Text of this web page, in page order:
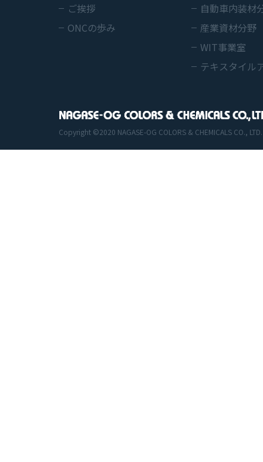
ご挨拶
ONCの歩み
自動車内装材
産業資材分野
WIT事業室
テキスタイル
Copyright ©2020 NAGASE-OG COLORS & CHEMICALS CO.,